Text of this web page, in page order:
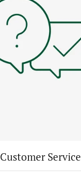
Customer Service